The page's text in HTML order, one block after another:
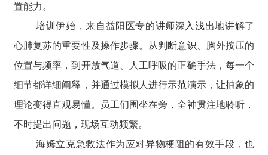
置能力。
培训伊始，来自益阳医专的讲师深入浅出地讲解了
心肺复苏的重要性及操作步骤。从判断意识、胸外按压的
位置与频率，到开放气道、人工呼吸的正确手法，每一个
细节都详细阐释，并通过模拟人进行示范演示，让抽象的
理论变得直观易懂。员工们围坐在旁，全神贯注地聆听，
不时提出问题，现场互动频繁。
海姆立克急救法作为应对异物梗阻的有效手段，也